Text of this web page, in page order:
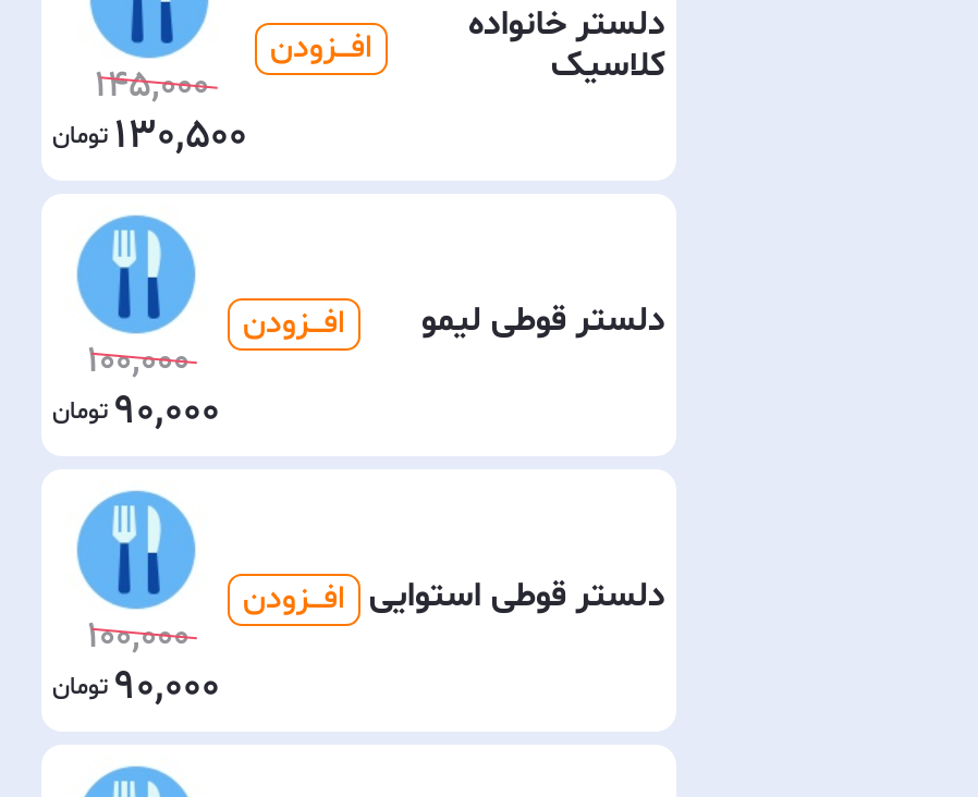
دلستر خانواده
کلاسیک
افـــزودن
145,000
130,500
دلستر قوطی لیمو افـــزودن
100,000
90,000
دلستر قوطی استوایی افـــزودن
100,000
90,000